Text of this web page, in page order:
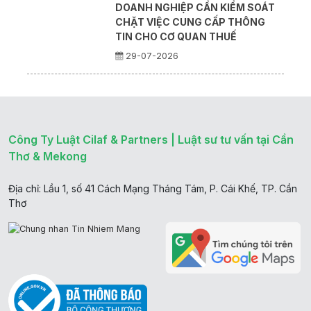
DOANH NGHIỆP CẦN KIỂM SOÁT
CHẶT VIỆC CUNG CẤP THÔNG
TIN CHO CƠ QUAN THUẾ
29-07-2026
Công Ty Luật Cilaf & Partners | Luật sư tư vấn tại Cần
Thơ & Mekong
Địa chỉ: Lầu 1, số 41 Cách Mạng Tháng Tám, P. Cái Khế, TP. Cần
Thơ